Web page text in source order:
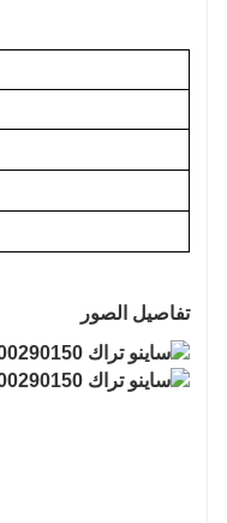
تفاصيل الصور